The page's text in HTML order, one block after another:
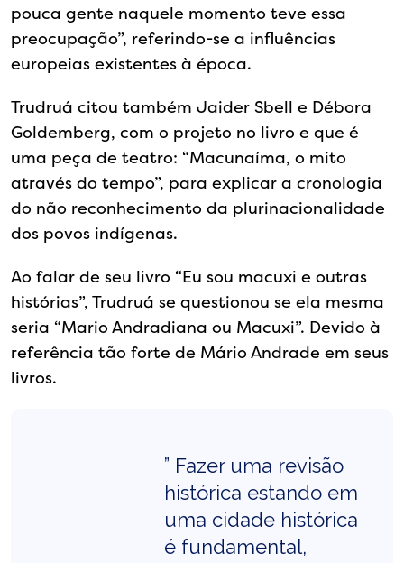
pouca gente naquele momento teve essa
preocupação”, referindo-se a influências
europeias existentes à época.
Trudruá citou também Jaider Sbell e Débora
Goldemberg, com o projeto no livro e que é
uma peça de teatro: “Macunaíma, o mito
através do tempo”, para explicar a cronologia
do não reconhecimento da plurinacionalidade
dos povos indígenas.
Ao falar de seu livro “Eu sou macuxi e outras
histórias”, Trudruá se questionou se ela mesma
seria “Mario Andradiana ou Macuxi”. Devido à
referência tão forte de Mário Andrade em seus
livros.
” Fazer uma revisão
histórica estando em
uma cidade histórica
é fundamental,